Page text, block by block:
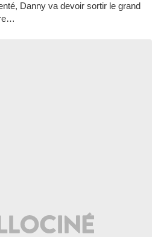
Danny va devoir sortir le grand